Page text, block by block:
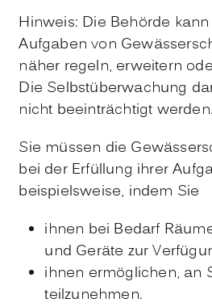
Hinweis: Die Behörde
Aufgaben von
näher regeln, erweitern
Die Selbstüberwachung
nicht beeinträchtigt werden.
Sie müssen die
bei der Erfüllung ihrer
beispielsweise, indem Sie
ihnen bei Bedarf
und Geräte zur
ihnen ermöglichen, an
teilzunehmen.